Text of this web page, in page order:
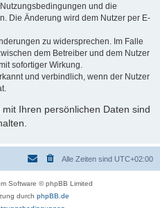
und die
Die Änderung wird dem Nutzer per E-
zu widersprechen. Im Falle
dem Betreiber und dem Nutzer
sofortiger Wirkung.
und verbindlich, wenn der Nutzer
Ihren persönlichen Daten sind
Alle Zeiten sind UTC+02:00
Software © phpBB Limited
durch phpBB.de